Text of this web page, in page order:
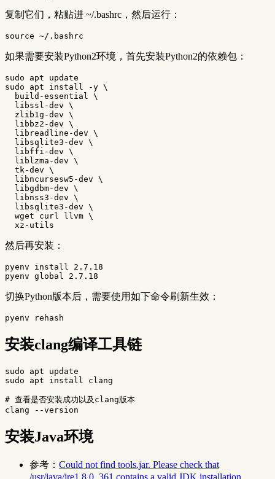
复制它们，粘贴进 ~/.bashrc，然后运行：
source
如果需要安装Python2环境，首先安装Python2的依赖包：
sudo
sudo apt install -y \
  build-essential
\
  libssl-dev
\
  zlib1g-dev
\
  libbz2-dev
\
  libreadline-dev
\
  libsqlite3-dev
\
  libffi-dev
\
  liblzma-dev
\
  tk-dev
\
  libncursesw5-dev
\
  libgdbm-dev
\
  libnss3-dev
\
  libsqlite3-dev
\
  wget curl llvm
\
然后再安装：
pyenv install 2.7.18
切换Python版本后，需要使用如下命令刷新生效：
安装clang编译工具链
sudo
sudo apt install clang
# 查看是否安装成功以及clang版本
clang
--version
安装Java环境
参考： Could not find tools.jar. Please check that
/usr/java/jre1.8.0_361 contains a valid JDK installation